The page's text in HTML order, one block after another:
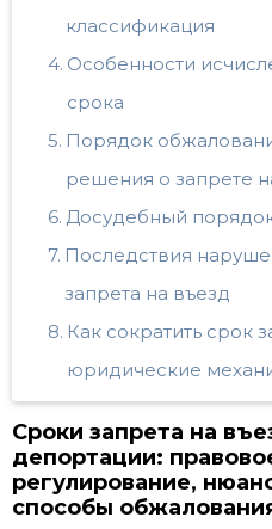
классификация
Особенности
срока
Порядок
решения о запрете
Досудебный
Последствия
запрета на въезд
Как сократить срок
юридические
Сроки запрета на
депортации:
регулирование,
способы